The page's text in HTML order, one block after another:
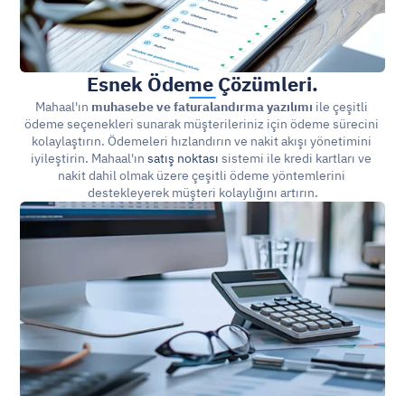
Esnek Ödeme Çözümleri.
Mahaal'ın muhasebe ve faturalandırma yazılımı ile çeşitli
ödeme seçenekleri sunarak müşterileriniz için ödeme sürecini
kolaylaştırın. Ödemeleri hızlandırın ve nakit akışı yönetimini
iyileştirin. Mahaal'ın satış noktası sistemi ile kredi kartları ve
nakit dahil olmak üzere çeşitli ödeme yöntemlerini
destekleyerek müşteri kolaylığını artırın.